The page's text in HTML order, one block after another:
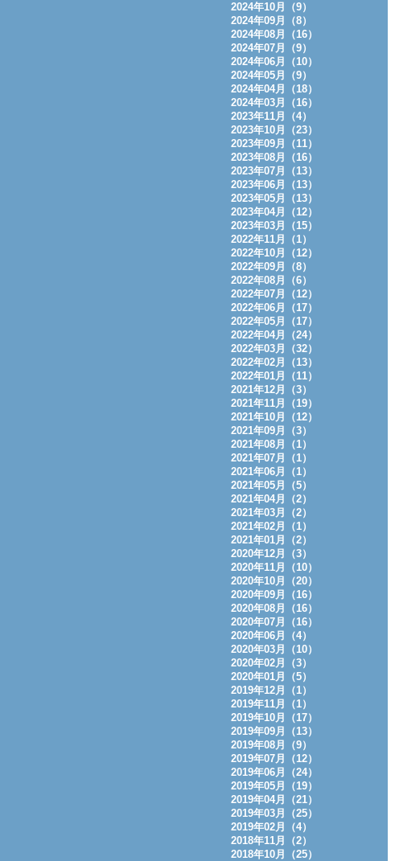
2024年10月（9）
2024年09月（8）
2024年08月（16）
2024年07月（9）
2024年06月（10）
2024年05月（9）
2024年04月（18）
2024年03月（16）
2023年11月（4）
2023年10月（23）
2023年09月（11）
2023年08月（16）
2023年07月（13）
2023年06月（13）
2023年05月（13）
2023年04月（12）
2023年03月（15）
2022年11月（1）
2022年10月（12）
2022年09月（8）
2022年08月（6）
2022年07月（12）
2022年06月（17）
2022年05月（17）
2022年04月（24）
2022年03月（32）
2022年02月（13）
2022年01月（11）
2021年12月（3）
2021年11月（19）
2021年10月（12）
2021年09月（3）
2021年08月（1）
2021年07月（1）
2021年06月（1）
2021年05月（5）
2021年04月（2）
2021年03月（2）
2021年02月（1）
2021年01月（2）
2020年12月（3）
2020年11月（10）
2020年10月（20）
2020年09月（16）
2020年08月（16）
2020年07月（16）
2020年06月（4）
2020年03月（10）
2020年02月（3）
2020年01月（5）
2019年12月（1）
2019年11月（1）
2019年10月（17）
2019年09月（13）
2019年08月（9）
2019年07月（12）
2019年06月（24）
2019年05月（19）
2019年04月（21）
2019年03月（25）
2019年02月（4）
2018年11月（2）
2018年10月（25）